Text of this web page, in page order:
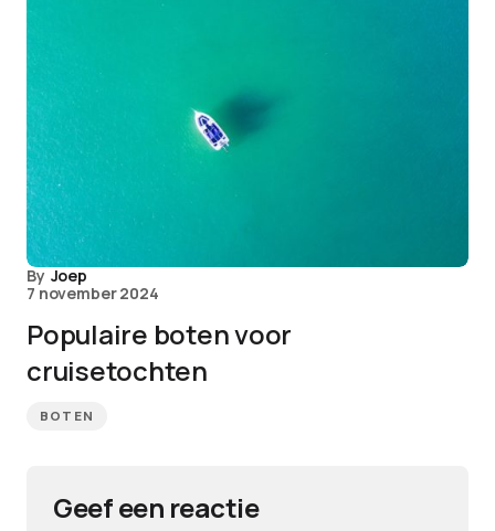
By Joep
7 november 2024
Populaire boten voor
cruisetochten
BOTEN
Geef een reactie